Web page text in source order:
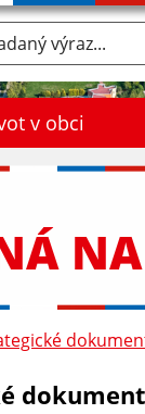
výraz...
v obci